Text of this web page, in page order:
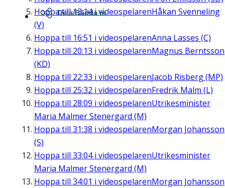
Hoppa till13:14i videospelarenHåkan Svenneling
(V)
Hoppa till 16:51 i videospelarenAnna Lasses (C)
Hoppa till 20:13 i videospelarenMagnus Berntsson
(KD)
Hoppa till 22:33 i videospelarenJacob Risberg (MP)
Hoppa till 25:32 i videospelarenFredrik Malm (L)
Hoppa till 28:09 i videospelarenUtrikesminister
Maria Malmer Stenergard (M)
Hoppa till 31:38 i videospelarenMorgan Johansson
(S)
Hoppa till 33:04i videospelarenUtrikesminister
Maria Malmer Stenergard (M)
Hoppa till 34:01 i videospelarenMorgan Johansson
Dela/Bädda in